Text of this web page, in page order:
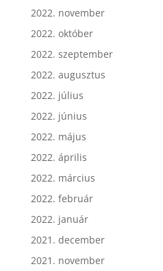
2022. november
2022. október
2022. szeptember
2022. augusztus
2022. július
2022. június
2022. május
2022. április
2022. március
2022. február
2022. január
2021. december
2021. november